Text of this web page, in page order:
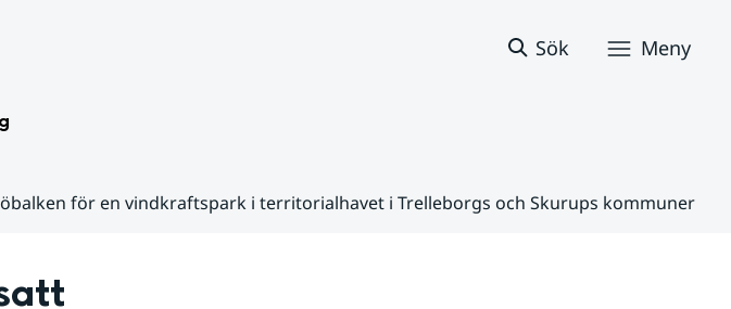
Sök Meny
för en vindkraftspark i territorialhavet i Trelleborgs och Skurups kommuner